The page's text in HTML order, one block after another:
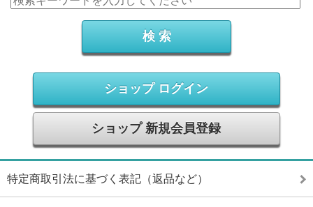
ショップ ログイン
ショップ 新規会員登録
特定商取引法に基づく表記（返品など）